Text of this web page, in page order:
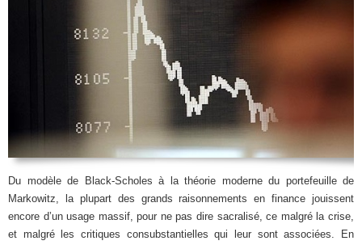
Du modèle de Black-Scholes à la théorie moderne du portefeuille de
Markowitz, la plupart des grands raisonnements en finance jouissent
encore d’un usage massif, pour ne pas dire sacralisé, ce malgré la crise,
et malgré les critiques consubstantielles qui leur sont associées. En